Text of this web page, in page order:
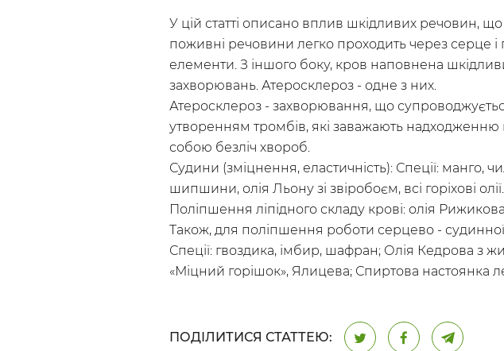
У цій статті описано вплив шкідливих речовин,
поживні речовини легко проходить через серце
елементи. З іншого боку, кров наповнена
захворювань. Атеросклероз - одне з них.
Атеросклероз - захворювання, що
утворенням тромбів, які заважають надходженню
собою безліч хвороб.
Судини (зміцнення, еластичність): Спеції: манго,
шипшини, олія Льону зі звіробоєм, всі горіхові
Поліпшення ліпідного складу крові: олія
Також, для поліпшення роботи серцево -
Спеції: гвоздика, імбир, шафран; Олія Кедрова з
«Міцний горішок», Ялицева; Спиртова настоянка
ПОДІЛИТИСЯ СТАТТЕЮ: